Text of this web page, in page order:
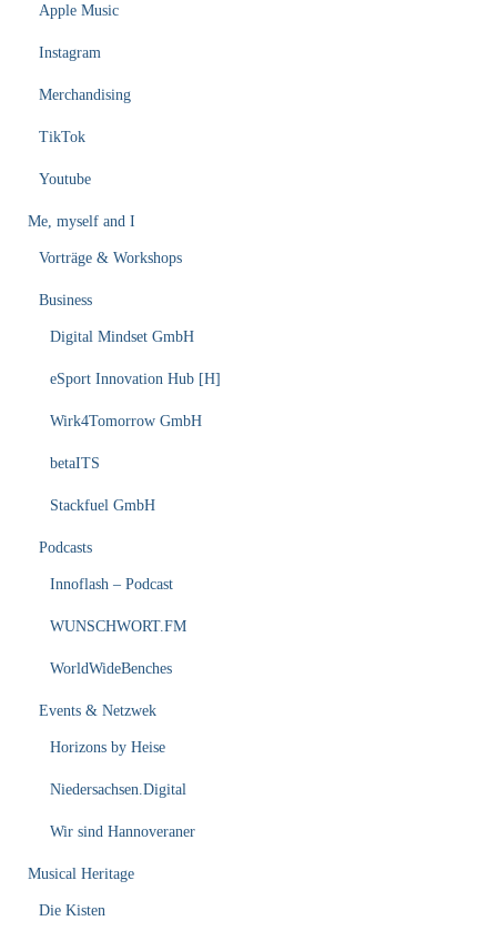
Apple Music
Instagram
Merchandising
TikTok
Youtube
Me, myself and I
Vorträge & Workshops
Business
Digital Mindset GmbH
eSport Innovation Hub [H]
Wirk4Tomorrow GmbH
betaITS
Stackfuel GmbH
Podcasts
Innoflash – Podcast
WUNSCHWORT.FM
WorldWideBenches
Events & Netzwek
Horizons by Heise
Niedersachsen.Digital
Wir sind Hannoveraner
Musical Heritage
Die Kisten